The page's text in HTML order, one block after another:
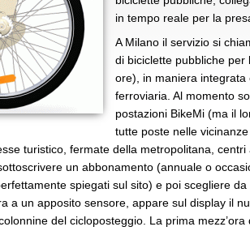
in tempo reale per la
A Milano il servizio si
di biciclette pubbliche
ore), in maniera
ferroviaria. Al momento
postazioni BikeMi (ma il
tutte poste nelle
turistico, fermate della metropolitana,
un abbonamento (annuale o
spiegati sul sito) e poi scegliere
a un apposito sensore, appare sul display il
del cicloposteggio. La prima